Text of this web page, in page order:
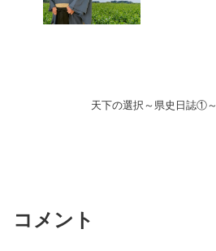
天下の選択～県史日誌①～
コメント